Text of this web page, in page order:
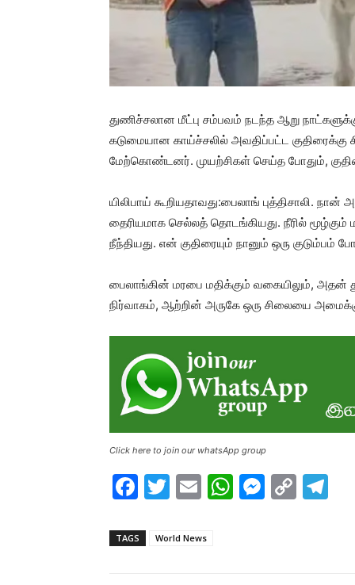
துணிச்சலான மீட்பு சம்பவம் நடந்த ஆறு
கடுமையான காய்ச்சலில் அவதிப்பட்ட குதிரைக்கு
மேற்கொண்டனர். முயற்சிகள் செய்த போதும்,
யிலிபாய் கூறியதாவது:பைலாங் புத்திசாலி.
தைரியமாக செல்லத் தொடங்கியது. நீரில் மூழ்கும்
நீந்தியது. என் குதிரையும் நானும் ஒரு
பைலாங்கின் மரபை மதிக்கும் வகையிலும், அதன்
நிர்வாகம், ஆற்றின் அருகே ஒரு சிலையை
Click here to join our whatsApp group
F
c
T
itt
E
ai
W M C
TAGS World News